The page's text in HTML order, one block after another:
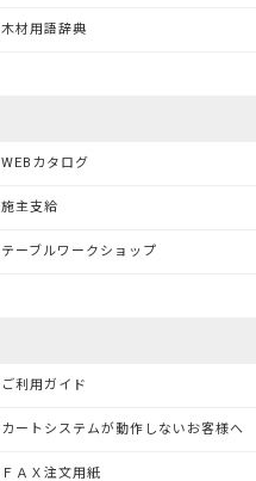
木材用語辞典
WEBカタログ
施主支給
テーブルワークショップ
ご利用ガイド
カートシステムが動作しないお客様へ
ＦＡＸ注文用紙